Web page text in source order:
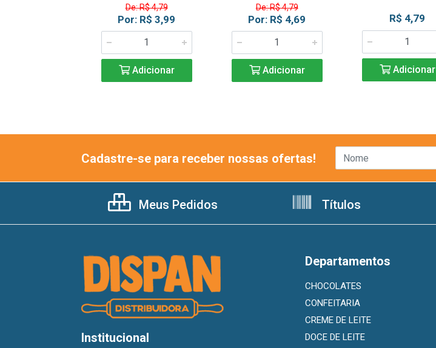
De: R$ 4,79
Por: R$ 3,99
Adicionar
De: R$ 4,79
Por: R$ 4,69
Adicionar
R$ 4,79
Adicionar
Cadastre-se para receber nossas ofertas!
Meus Pedidos Títulos
Institucional
Departamentos
CHOCOLATES
CONFEITARIA
CREME DE LEITE
DOCE DE LEITE